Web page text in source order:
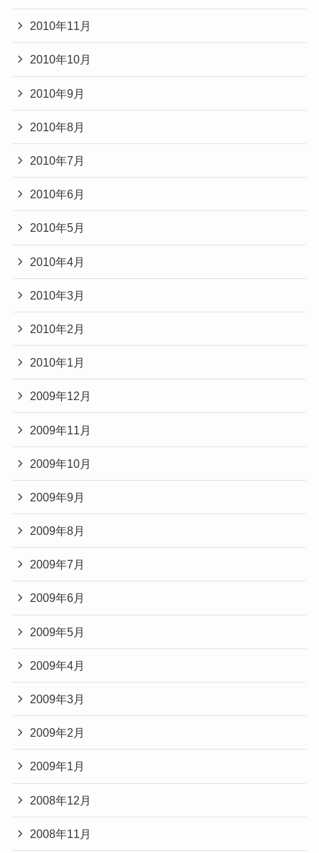
2010年11月
2010年10月
2010年9月
2010年8月
2010年7月
2010年6月
2010年5月
2010年4月
2010年3月
2010年2月
2010年1月
2009年12月
2009年11月
2009年10月
2009年9月
2009年8月
2009年7月
2009年6月
2009年5月
2009年4月
2009年3月
2009年2月
2009年1月
2008年12月
2008年11月